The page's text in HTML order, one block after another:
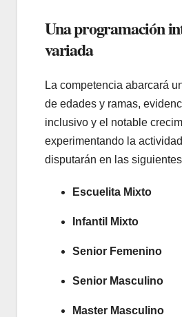
Una programación
variada
La competencia abarcará
de edades y ramas,
inclusivo y el notable
experimentando la
disputarán en las
Escuelita Mixto
Infantil Mixto
Senior Femenino
Senior Masculino
Master Masculino